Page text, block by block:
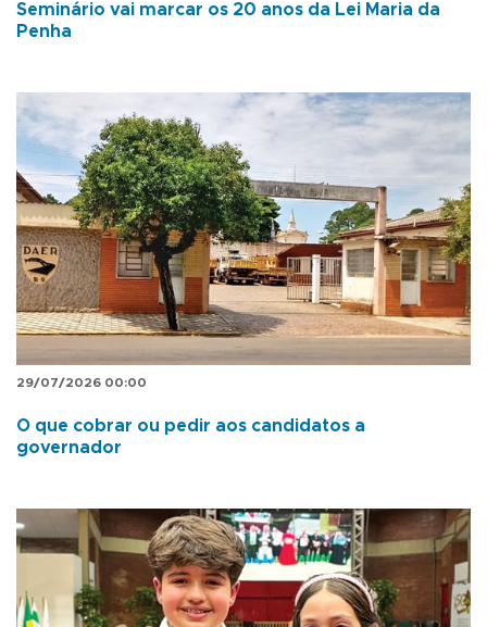
Seminário vai marcar os 20 anos da Lei Maria da
Penha
29/07/2026 00:00
O que cobrar ou pedir aos candidatos a
governador